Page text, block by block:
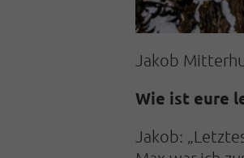
Jakob
Wie ist eure
Jakob: